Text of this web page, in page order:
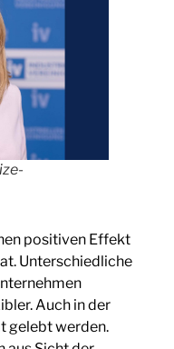
positiven Effekt
Unterschiedliche
Auch in der
gelebt werden.